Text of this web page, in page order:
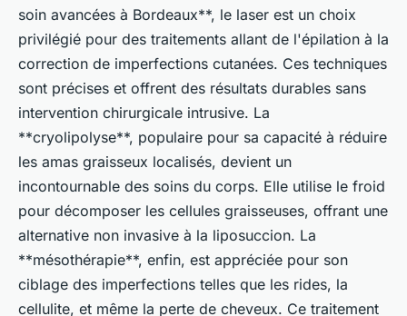
soin avancées à Bordeaux**, le laser est un choix
privilégié pour des traitements allant de l'épilation à la
correction de imperfections cutanées. Ces techniques
sont précises et offrent des résultats durables sans
intervention chirurgicale intrusive. La
**cryolipolyse**, populaire pour sa capacité à réduire
les amas graisseux localisés, devient un
incontournable des soins du corps. Elle utilise le froid
pour décomposer les cellules graisseuses, offrant une
alternative non invasive à la liposuccion. La
**mésothérapie**, enfin, est appréciée pour son
ciblage des imperfections telles que les rides, la
cellulite, et même la perte de cheveux. Ce traitement